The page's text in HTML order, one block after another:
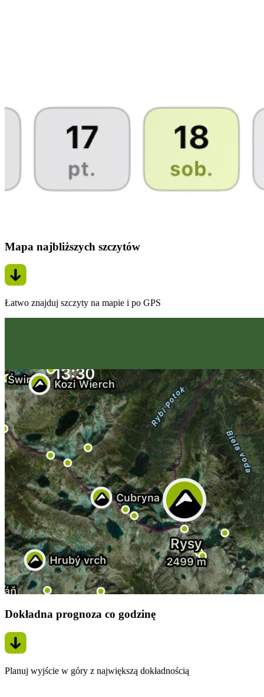
Mapa najbliższych szczytów
Łatwo znajduj szczyty na mapie i po GPS
Dokładna prognoza co godzinę
Planuj wyjście w góry z największą dokładnością